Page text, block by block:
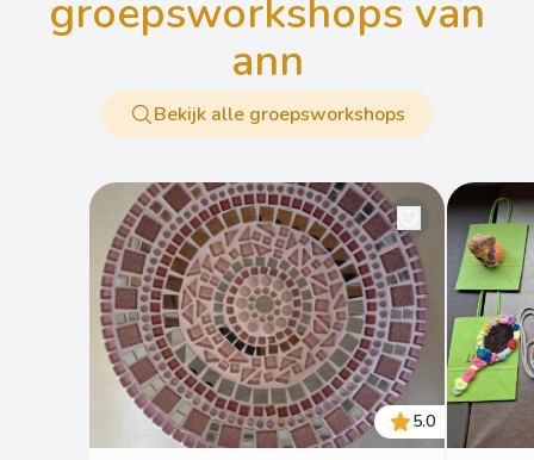
groepsworkshops van
ann
Bekijk alle groepsworkshops
5.0